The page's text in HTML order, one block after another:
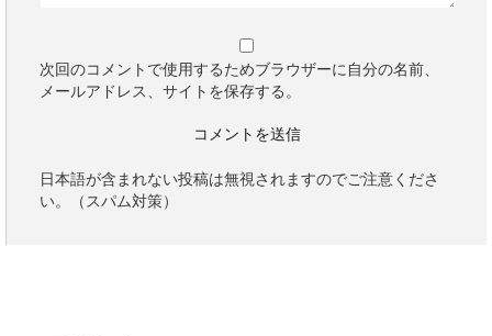
次回のコメントで使用するためブラウザーに自分の名前、
メールアドレス、サイトを保存する。
日本語が含まれない投稿は無視されますのでご注意くださ
い。（スパム対策）